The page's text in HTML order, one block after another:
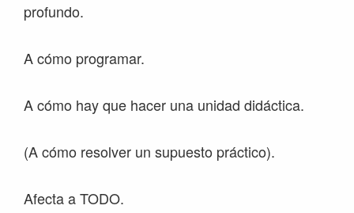
profundo.
A cómo programar.
A cómo hay que hacer una unidad didáctica.
(A cómo resolver un supuesto práctico).
Afecta a TODO.